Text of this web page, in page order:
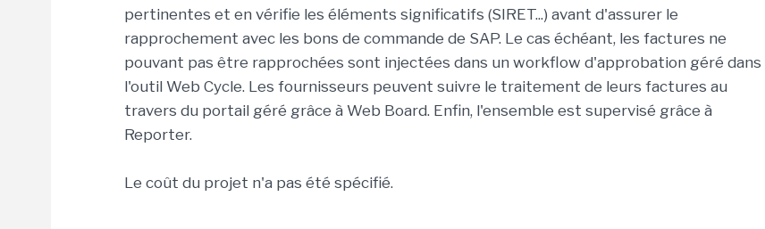
pertinentes et en vérifie les éléments significatifs (SIRET...) avant d'assurer le
rapprochement avec les bons de commande de SAP. Le cas échéant, les factures ne
pouvant pas être rapprochées sont injectées dans un workflow d'approbation géré dans
l'outil Web Cycle. Les fournisseurs peuvent suivre le traitement de leurs factures au
travers du portail géré grâce à Web Board. Enfin, l'ensemble est supervisé grâce à
Reporter.
Le coût du projet n'a pas été spécifié.